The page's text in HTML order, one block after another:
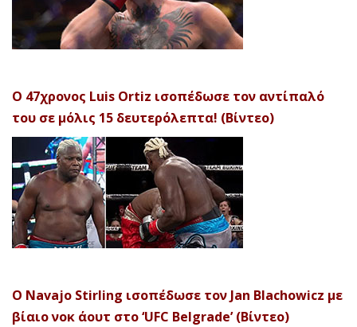
Ο 47χρονος Luis Ortiz ισοπέδωσε τον αντίπαλό
του σε μόλις 15 δευτερόλεπτα! (Βίντεο)
Ο Navajo Stirling ισοπέδωσε τον Jan Blachowicz με
βίαιο νοκ άουτ στο ‘UFC Belgrade’ (Βίντεο)